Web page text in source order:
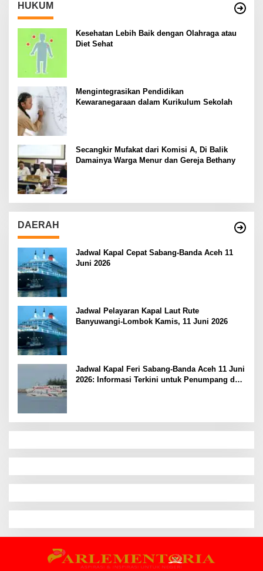
HUKUM
Kesehatan Lebih Baik dengan Olahraga atau
Diet Sehat
Mengintegrasikan Pendidikan
Kewaranegaraan dalam Kurikulum Sekolah
Secangkir Mufakat dari Komisi A, Di Balik
Damainya Warga Menur dan Gereja Bethany
DAERAH
Jadwal Kapal Cepat Sabang-Banda Aceh 11
Juni 2026
Jadwal Pelayaran Kapal Laut Rute
Banyuwangi-Lombok Kamis, 11 Juni 2026
Jadwal Kapal Feri Sabang-Banda Aceh 11 Juni
2026: Informasi Terkini untuk Penumpang dan